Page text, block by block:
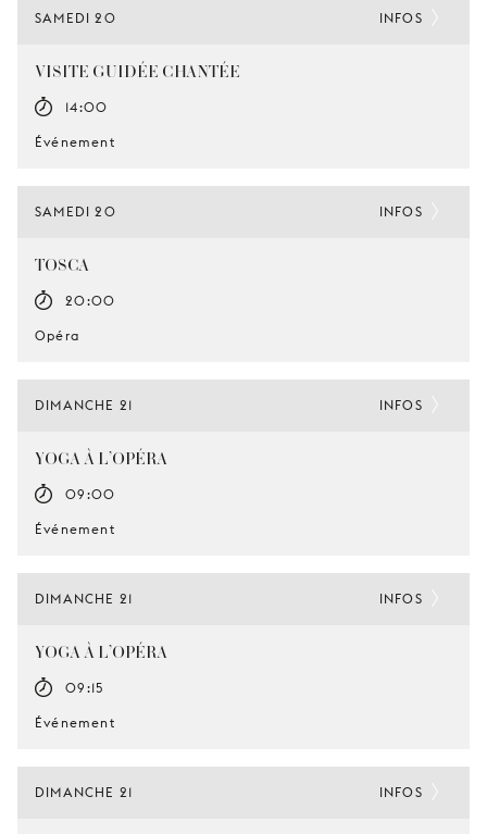
SAMEDI 20
VISITE GUIDÉE CHANTÉE
14:00
Événement
INFOS
SAMEDI 20
TOSCA
20:00
Opéra
INFOS
DIMANCHE 21
YOGA À L’OPÉRA
09:00
Événement
INFOS
DIMANCHE 21
YOGA À L’OPÉRA
09:15
Événement
INFOS
DIMANCHE 21 INFOS